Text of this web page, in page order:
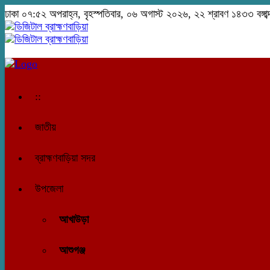
ঢাকা ০৭:৫২ অপরাহ্ন, বৃহস্পতিবার, ০৬ অগাস্ট ২০২৬, ২২ শ্রাবণ ১৪৩৩
::
জাতীয়
ব্রাহ্মণবাড়িয়া সদর
উপজেলা
আখাউড়া
আশুগঞ্জ